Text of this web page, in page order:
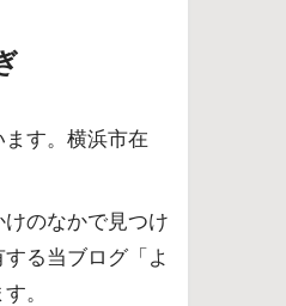
す。横浜市在
のなかで見つけ
る当ブログ「よ
。